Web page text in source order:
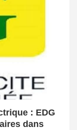
: EDG
dans